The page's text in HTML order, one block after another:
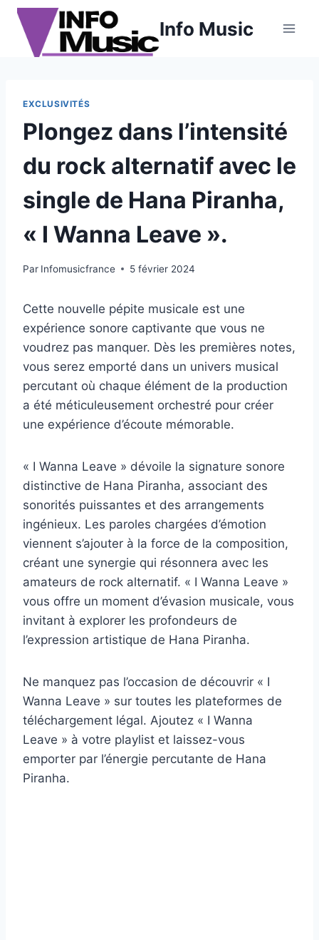
Aller
contenu
Info Music
EXCLUSIVITÉS
Plongez dans l’intensité
du rock alternatif avec le
single de Hana Piranha,
« I Wanna Leave ».
Par Infomusicfrance 5 février 2024
Cette nouvelle pépite musicale est une
expérience sonore captivante que vous ne
voudrez pas manquer. Dès les premières notes,
vous serez emporté dans un univers musical
percutant où chaque élément de la production
a été méticuleusement orchestré pour créer
une expérience d’écoute mémorable.
« I Wanna Leave » dévoile la signature sonore
distinctive de Hana Piranha, associant des
sonorités puissantes et des arrangements
ingénieux. Les paroles chargées d’émotion
viennent s’ajouter à la force de la composition,
créant une synergie qui résonnera avec les
amateurs de rock alternatif. « I Wanna Leave »
vous offre un moment d’évasion musicale, vous
invitant à explorer les profondeurs de
l’expression artistique de Hana Piranha.
Ne manquez pas l’occasion de découvrir « I
Wanna Leave » sur toutes les plateformes de
téléchargement légal. Ajoutez « I Wanna
Leave » à votre playlist et laissez-vous
emporter par l’énergie percutante de Hana
Piranha.